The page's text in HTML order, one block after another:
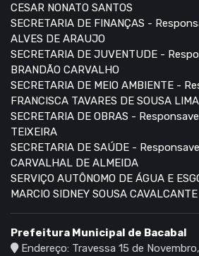
CESAR NONATO SANTOS
SECRETARIA DE FINANÇAS -
ALVES DE ARAUJO
SECRETARIA DE JUVENTUDE -
BRANDÃO CARVALHO
SECRETARIA DE MEIO AMBIENTE -
FRANCISCA TAVARES DE SOUSA LIMA
SECRETARIA DE OBRAS -
TEIXEIRA
SECRETARIA DE SAÚDE -
CARVALHAL DE ALMEIDA
SERVIÇO AUTÔNOMO DE ÁGUA E
MARCIO SIDNEY SOUSA CAVALCANTE
Prefeitura Municipal de Bacabal
Endereço: Travessa 15 de